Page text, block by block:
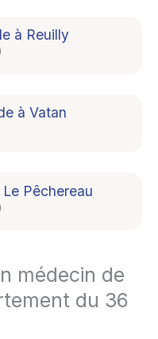
à Reuilly
à Vatan
Pêchereau
médecin de
du 36